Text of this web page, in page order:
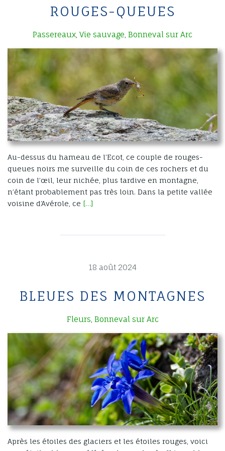
ROUGES-QUEUES
Passereaux Vie sauvage Bonneval sur Arc
Au-dessus du hameau de l’Ecot, ce couple de rouges-
queues noirs me surveille du coin de ces rochers et du
coin de l’œil, leur nichée, plus tardive en montagne,
n’étant probablement pas très loin. Dans la petite vallée
voisine d’Avérole, ce […]
18 août 2024
BLEUES DES MONTAGNES
Fleurs Bonneval sur Arc
Après les étoiles des glaciers et les étoiles rouges, voici